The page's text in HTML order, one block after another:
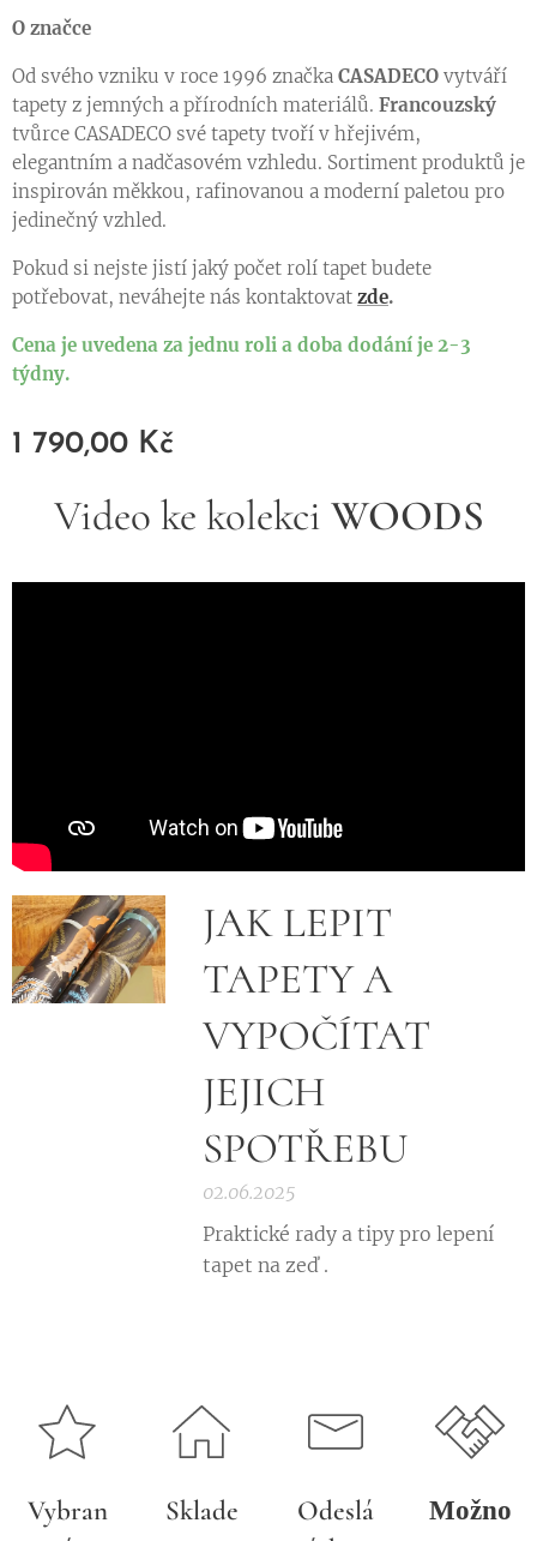
O značce
Od svého vzniku v roce 1996 značka CASADECO vytváří
tapety z jemných a přírodních materiálů. Francouzský
tvůrce CASADECO své tapety tvoří v hřejivém,
elegantním a nadčasovém vzhledu. Sortiment produktů je
inspirován měkkou, rafinovanou a moderní paletou pro
jedinečný vzhled.
Pokud si nejste jistí jaký počet rolí tapet budete
potřebovat, neváhejte nás kontaktovat zde.
Cena je uvedena za jednu roli a doba dodání je 2-3
týdny.
1 790,00 Kč
Video ke kolekci WOODS
JAK LEPIT
TAPETY A
VYPOČÍTAT
JEJICH
SPOTŘEBU
02.06.2025
Praktické rady a tipy pro lepení
tapet na zeď .
Vybran
Sklade
Odeslá
Možno